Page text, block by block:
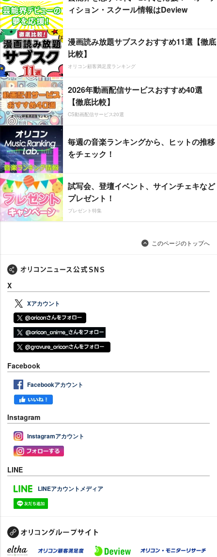
ィション・スクール情報はDeview
漫画読み放題サブスクおすすめ11選【徹底
比較】
オリコン顧客満足度ランキング
2026年動画配信サービスおすすめ40選
【徹底比較】
CS動画配信サービス20選
毎週の音楽ランキングから、ヒットの推移
をチェック！
試写会、登壇イベント、サインチェキなど
プレゼント！
プレゼント特集
このページのトップへ
X
Xアカウント
Facebook
Facebookアカウント
Instagram
Instagramアカウント
LINE
LINEアカウントメディア